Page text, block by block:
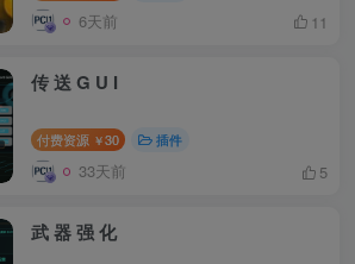
6天前 11
传 送 G U I
付费资源 ￥30 插件
33天前 5
武 器 强 化